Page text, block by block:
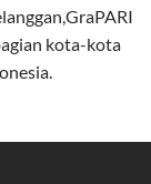
kota-kota